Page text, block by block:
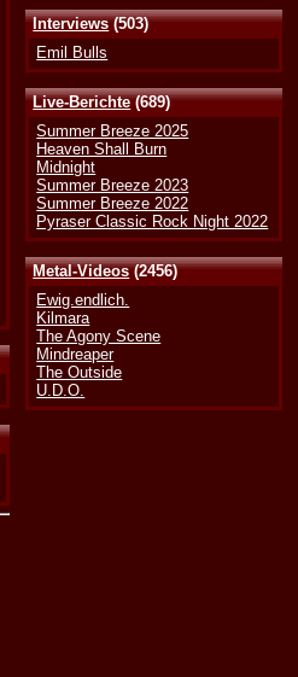
Interviews(503)
Emil Bulls
Live-Berichte(689)
Summer Breeze 2025
Heaven Shall Burn
Midnight
Summer Breeze 2023
Summer Breeze 2022
Pyraser Classic Rock Night 2022
Metal-Videos(2456)
Ewig.endlich.
Kilmara
The Agony Scene
Mindreaper
The Outside
U.D.O.